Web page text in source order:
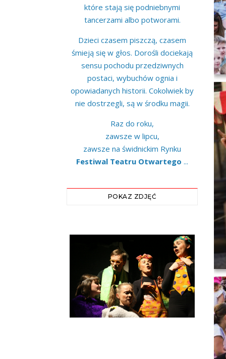
które stają się podniebnymi
tancerzami albo potworami.
Dzieci czasem piszczą, czasem
śmieją się w głos. Dorośli dociekają
sensu pochodu przedziwnych
postaci, wybuchów ognia i
opowiadanych historii. Cokolwiek by
nie dostrzegli, są w środku magii.
Raz do roku,
zawsze w lipcu,
zawsze na świdnickim Rynku
Festiwal Teatru Otwartego ...
POKAZ ZDJĘĆ